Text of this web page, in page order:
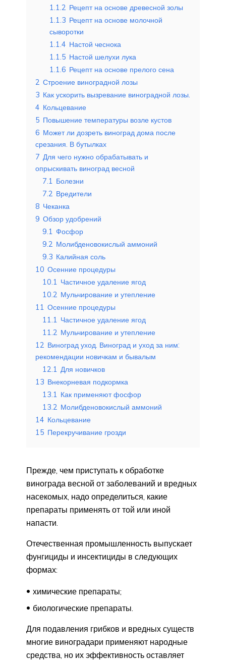
1.1.2 Рецепт на основе древесной золы
1.1.3 Рецепт на основе молочной
сыворотки
1.1.4 Настой чеснока
1.1.5 Настой шелухи лука
1.1.6 Рецепт на основе прелого сена
2 Строение виноградной лозы
3 Как ускорить вызревание виноградной лозы.
4 Кольцевание
5 Повышение температуры возле кустов
6 Может ли дозреть виноград дома после
срезания. В бутылках
7 Для чего нужно обрабатывать и
опрыскивать виноград весной
7.1 Болезни
7.2 Вредители
8 Чеканка
9 Обзор удобрений
9.1 Фосфор
9.2 Молибденовокислый аммоний
9.3 Калийная соль
10 Осенние процедуры
10.1 Частичное удаление ягод
10.2 Мульчирование и утепление
11 Осенние процедуры
11.1 Частичное удаление ягод
11.2 Мульчирование и утепление
12 Виноград уход. Виноград и уход за ним:
рекомендации новичкам и бывалым
12.1 Для новичков
13 Внекорневая подкормка
13.1 Как применяют фосфор
13.2 Молибденовокислый аммоний
14 Кольцевание
15 Перекручивание грозди
Прежде, чем приступать к обработке
винограда весной от заболеваний и вредных
насекомых, надо определиться, какие
препараты применять от той или иной
напасти.
Отечественная промышленность выпускает
фунгициды и инсектициды в следующих
формах:
химические препараты;
биологические препараты.
Для подавления грибков и вредных существ
многие виноградари применяют народные
средства, но их эффективность оставляет